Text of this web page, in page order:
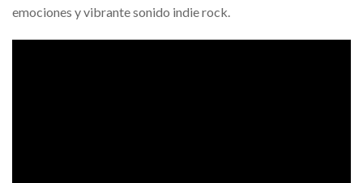
emociones y vibrante sonido indie rock.